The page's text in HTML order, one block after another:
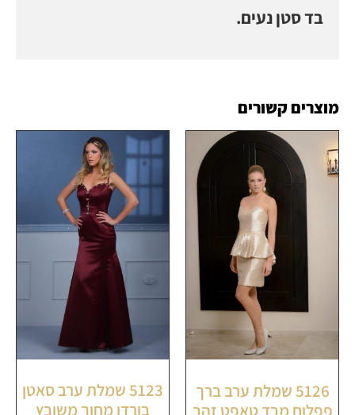
מוצרים קשורים
5126 שמלת ערב ברך
פפלום מבד טאפט זהב
5123 שמלת ערב סאטן
בורדו מחוך משובץ
בד סטן נעים.